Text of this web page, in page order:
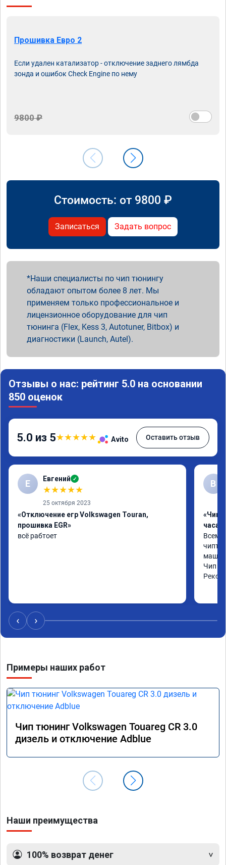
Прошивка Евро 2
Если удален катализатор - отключение заднего лямбда
зонда и ошибок Check Engine по нему
9800 ₽
Стоимость: от 9800 ₽
Записаться Задать вопрос
Наши специалисты по чип тюнингу
обладают опытом более 8 лет. Мы
применяем только профессиональное и
лицензионное оборудование для чип
тюнинга (Flex, Kess 3, Autotuner, Bitbox) и
диагностики (Launch, Autel).
Отзывы о нас: рейтинг 5.0 на основании
850 оценок
5.0 из 5★★★★★ Avito Оставить отзыв
Е Евгений ✓
★★★★★
25 октября 2023
«Отключение егр Volkswagen Touran,
прошивка EGR»
всё рабтоет
В
«Чип
часа»
Всем
Чип
‹ ›
Примеры наших работ
Чип тюнинг Volkswagen Touareg CR 3.0
дизель и отключение Adblue
Наши преимущества
100% возврат денег